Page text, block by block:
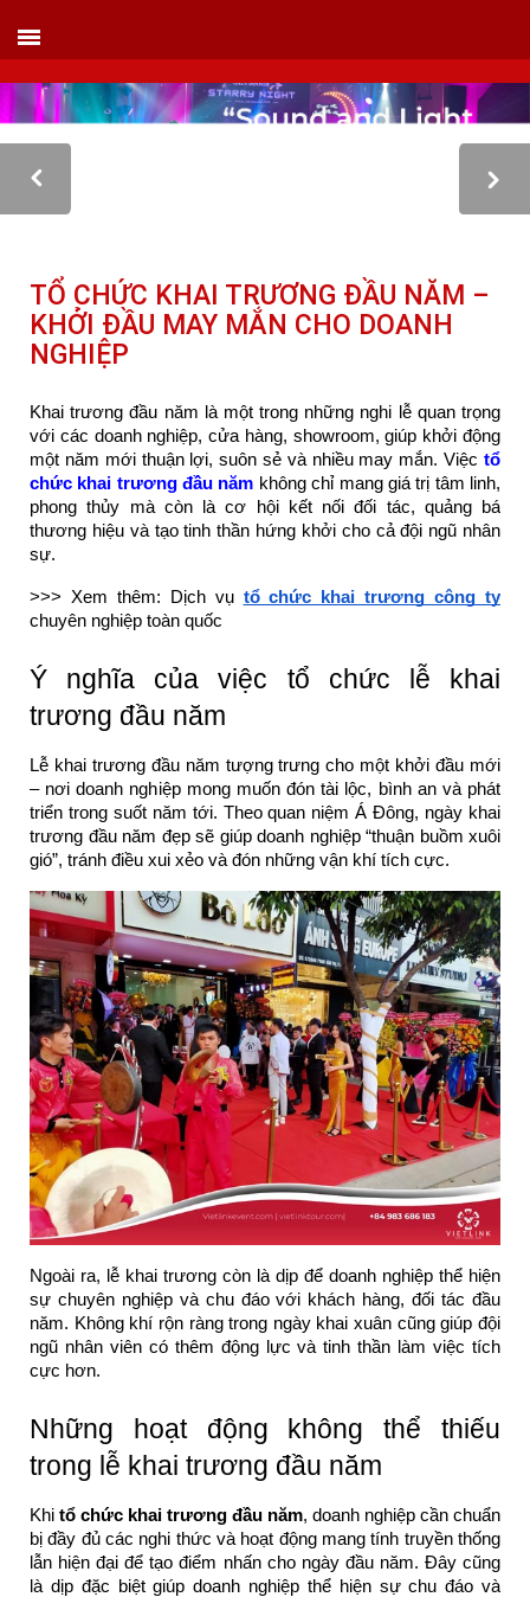
Hotline/ skype/ Wechat/ Whatsapp : +84 .0983.686.183 / Tel : +84 243 785 8551
ext 101
TỔ CHỨC KHAI TRƯƠNG ĐẦU NĂM –
KHỞI ĐẦU MAY MẮN CHO DOANH
NGHIỆP
Khai trương đầu năm là một trong những nghi lễ quan trọng
với các doanh nghiệp, cửa hàng, showroom, giúp khởi động
một năm mới thuận lợi, suôn sẻ và nhiều may mắn. Việc tổ
chức khai trương đầu năm không chỉ mang giá trị tâm linh,
phong thủy mà còn là cơ hội kết nối đối tác, quảng bá
thương hiệu và tạo tinh thần hứng khởi cho cả đội ngũ nhân
sự.
>>> Xem thêm: Dịch vụ tổ chức khai trương công ty
chuyên nghiệp toàn quốc
Ý nghĩa của việc tổ chức lễ khai
trương đầu năm
Lễ khai trương đầu năm tượng trưng cho một khởi đầu mới
– nơi doanh nghiệp mong muốn đón tài lộc, bình an và phát
triển trong suốt năm tới. Theo quan niệm Á Đông, ngày khai
trương đầu năm đẹp sẽ giúp doanh nghiệp “thuận buồm xuôi
gió”, tránh điều xui xẻo và đón những vận khí tích cực.
Ngoài ra, lễ khai trương còn là dịp để doanh nghiệp thể hiện
sự chuyên nghiệp và chu đáo với khách hàng, đối tác đầu
năm. Không khí rộn ràng trong ngày khai xuân cũng giúp đội
ngũ nhân viên có thêm động lực và tinh thần làm việc tích
cực hơn.
Những hoạt động không thể thiếu
trong lễ khai trương đầu năm
Khi tổ chức khai trương đầu năm, doanh nghiệp cần chuẩn
bị đầy đủ các nghi thức và hoạt động mang tính truyền thống
lẫn hiện đại để tạo điểm nhấn cho ngày đầu năm. Đây cũng
là dịp đặc biệt giúp doanh nghiệp thể hiện sự chu đáo và